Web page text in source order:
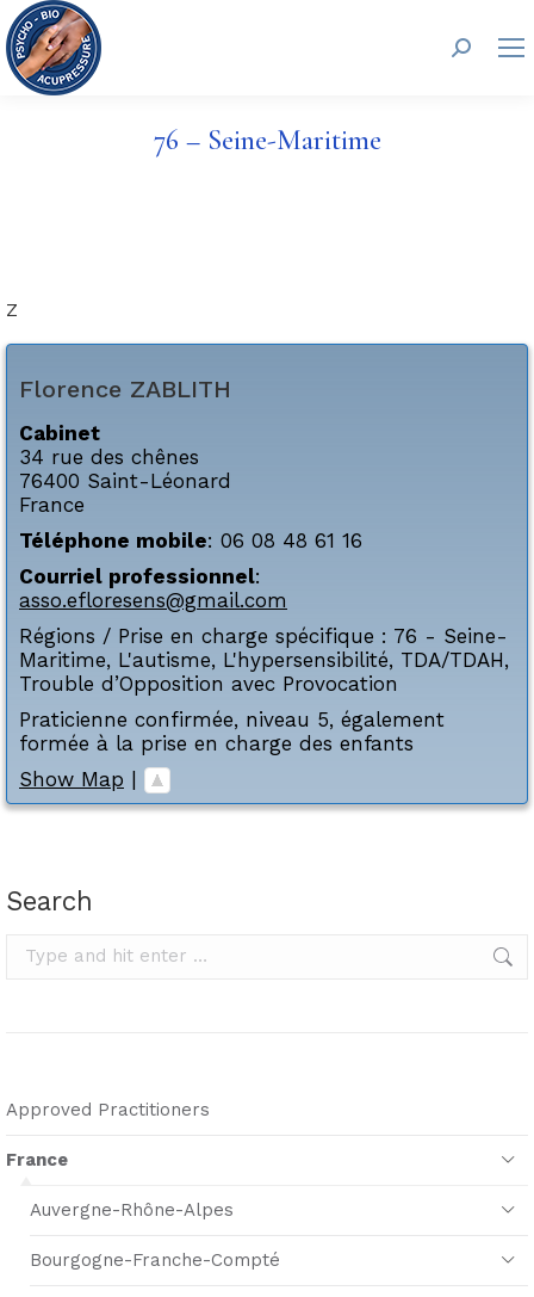
Search:
76 – Seine-Maritime
Z
Florence ZABLITH
Cabinet
34 rue des chênes
76400 Saint-Léonard
France
Téléphone mobile: 06 08 48 61 16
Courriel professionnel:
asso.efloresens@gmail.com
Régions / Prise en charge spécifique : 76 - Seine-
Maritime, L'autisme, L'hypersensibilité, TDA/TDAH,
Trouble d’Opposition avec Provocation
Praticienne confirmée, niveau 5, également
formée à la prise en charge des enfants
Show Map |
Search
Search:
Approved Practitioners
France
Auvergne-Rhône-Alpes
Bourgogne-Franche-Compté